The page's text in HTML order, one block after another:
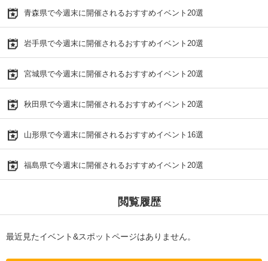
青森県で今週末に開催されるおすすめイベント20選
岩手県で今週末に開催されるおすすめイベント20選
宮城県で今週末に開催されるおすすめイベント20選
秋田県で今週末に開催されるおすすめイベント20選
山形県で今週末に開催されるおすすめイベント16選
福島県で今週末に開催されるおすすめイベント20選
閲覧履歴
最近見たイベント&スポットページはありません。